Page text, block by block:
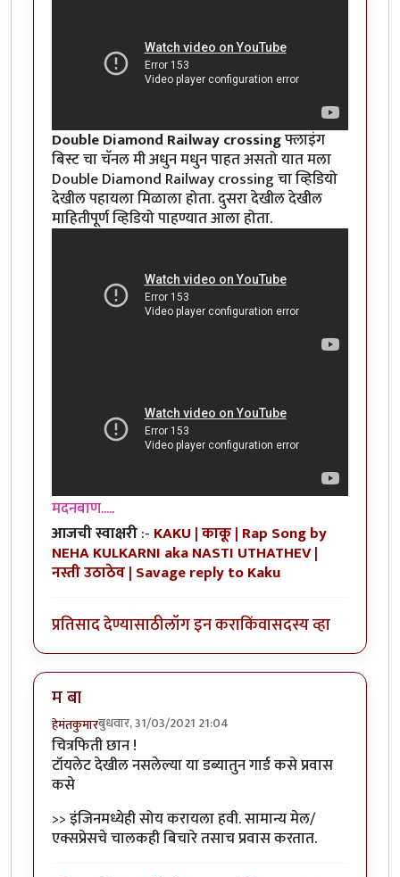
Double Diamond Railway crossingफ्लाइंग
बिस्ट चा चॅनल मी अधुन मधुन पाहत असतो यात मला
Double Diamond Railway crossing चा व्हिडियो
देखील पहायला मिळाला होता. दुसरा देखील देखील
माहितीपूर्ण व्हिडियो पाहण्यात आला होता.
मदनबाण.....
आजची स्वाक्षरी:- KAKU | काकू | Rap Song by
NEHA KULKARNI aka NASTI UTHATHEV |
नस्ती उठाठेव | Savage reply to Kaku
प्रतिसाद देण्यासाठीलॉग इन कराकिंवासदस्य व्हा
म बा
हेमंतकुमारबुधवार, 31/03/2021 21:04
चित्रफिती छान !
टॉयलेट देखील नसलेल्या या डब्यातुन गार्ड कसे प्रवास
कसे
>> इंजिनमध्येही सोय करायला हवी. सामान्य मेल/
एक्सप्रेसचे चालकही बिचारे तसाच प्रवास करतात.